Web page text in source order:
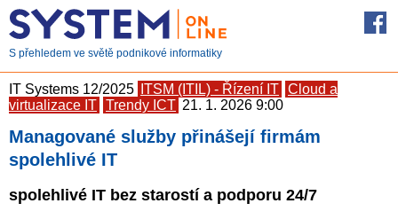
S přehledem ve světě podnikové informatiky
IT Systems 12/2025 ITSM (ITIL) - Řízení IT Cloud a
virtualizace IT Trendy ICT 21. 1. 2026 9:00
Managované služby přinášejí firmám
spolehlivé IT
spolehlivé IT bez starostí a podporu 24/7